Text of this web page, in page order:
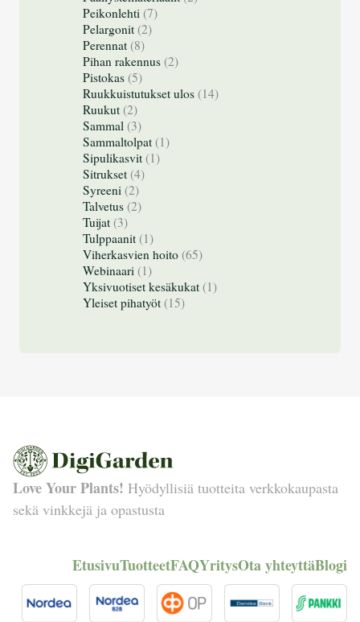
Peikonlehti (7)
Pelargonit(2)
Perennat(8)
Pihan rakennus(2)
Pistokas(5)
Ruukkuistutukset ulos(14)
Ruukut(2)
Sammal (3)
Sammaltolpat(1)
Sipulikasvit(1)
Sitrukset(4)
Syreeni (2)
Talvetus(2)
Tuijat(3)
Tulppaanit(1)
Viherkasvien hoito(65)
Webinaari (1)
Yksivuotiset kesäkukat(1)
Yleiset pihatyöt(15)
Love Your Plants! Hyödyllisiä tuotteita verkkokaupasta
sekä vinkkejä ja opastusta
EtusivuTuotteetFAQYritysOta yhteyttäBlogi